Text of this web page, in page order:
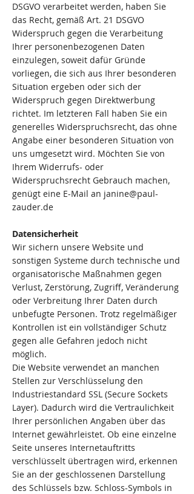
DSGVO verarbeitet werden, haben Sie
das Recht, gemäß Art. 21 DSGVO
Widerspruch gegen die Verarbeitung
Ihrer personenbezogenen Daten
einzulegen, soweit dafür Gründe
vorliegen, die sich aus Ihrer besonderen
Situation ergeben oder sich der
Widerspruch gegen Direktwerbung
richtet. Im letzteren Fall haben Sie ein
generelles Widerspruchsrecht, das ohne
Angabe einer besonderen Situation von
uns umgesetzt wird. Möchten Sie von
Ihrem Widerrufs- oder
Widerspruchsrecht Gebrauch machen,
genügt eine E-Mail an janine@paul-
zauder.de
Datensicherheit
Wir sichern unsere Website und
sonstigen Systeme durch technische und
organisatorische Maßnahmen gegen
Verlust, Zerstörung, Zugriff, Veränderung
oder Verbreitung Ihrer Daten durch
unbefugte Personen. Trotz regelmäßiger
Kontrollen ist ein vollständiger Schutz
gegen alle Gefahren jedoch nicht
möglich.
Die Website verwendet an manchen
Stellen zur Verschlüsselung den
Industriestandard SSL (Secure Sockets
Layer). Dadurch wird die Vertraulichkeit
Ihrer persönlichen Angaben über das
Internet gewährleistet. Ob eine einzelne
Seite unseres Internetauftritts
verschlüsselt übertragen wird, erkennen
Sie an der geschlossenen Darstellung
des Schlüssels bzw. Schloss-Symbols in